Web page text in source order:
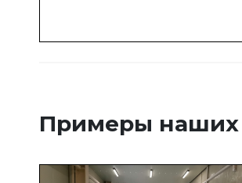
поверхностей, заклейки окон и т.д.
Примеры наших